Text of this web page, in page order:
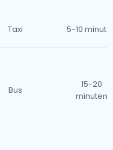
Taxi 5-10
Bus
15-20
minuten